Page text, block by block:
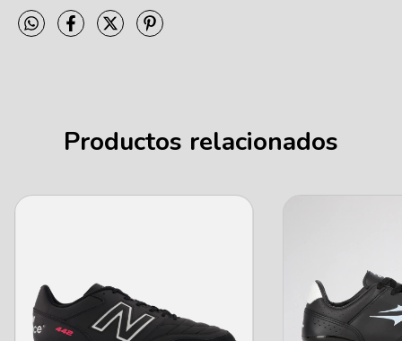
Productos relacionados